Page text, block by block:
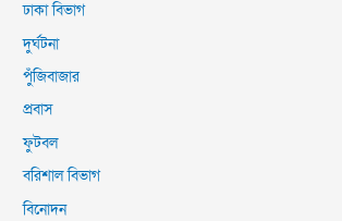
ঢাকা বিভাগ
দুর্ঘটনা
পুঁজিবাজার
প্রবাস
ফুটবল
বরিশাল বিভাগ
বিনোদন